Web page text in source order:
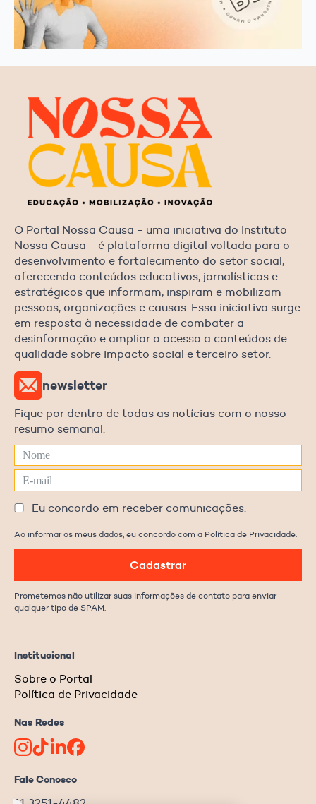
O Portal Nossa Causa - uma iniciativa do Instituto
Nossa Causa - é plataforma digital voltada para o
desenvolvimento e fortalecimento do setor social,
oferecendo conteúdos educativos, jornalísticos e
estratégicos que informam, inspiram e mobilizam
pessoas, organizações e causas. Essa iniciativa surge
em resposta à necessidade de combater a
desinformação e ampliar o acesso a conteúdos de
qualidade sobre impacto social e terceiro setor.
Institucional
Sobre o Portal
Política de Privacidade
Nas Redes
Fale Conosco
newsletter
Fique por dentro de todas as notícias com o nosso
resumo semanal.
Eu concordo em receber comunicações.
Ao informar os meus dados, eu concordo com a Política de Privacidade.
Cadastrar
Prometemos não utilizar suas informações de contato para enviar
qualquer tipo de SPAM.